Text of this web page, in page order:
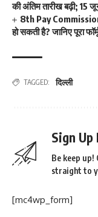
की अंतिम तारीख बढ़ी; 15
8th Pay
हो सकती है? जानिए पूरा
TAGGED: दिल्ली
Sign
Be keep
straight to
[mc4wp_form]